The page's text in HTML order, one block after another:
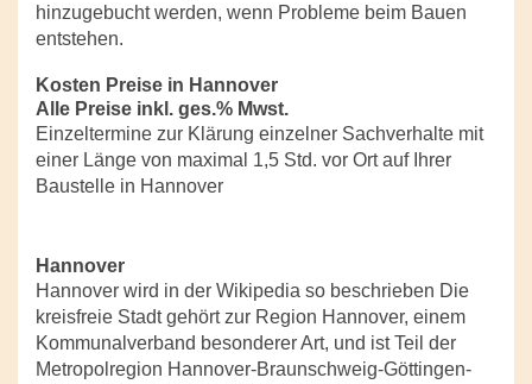
hinzugebucht werden, wenn Probleme beim Bauen
entstehen.
Kosten Preise in Hannover
Alle Preise inkl. ges.% Mwst.
Einzeltermine zur Klärung einzelner Sachverhalte mit
einer Länge von maximal 1,5 Std. vor Ort auf Ihrer
Baustelle in Hannover
Hannover
Hannover wird in der Wikipedia so beschrieben Die
kreisfreie Stadt gehört zur Region Hannover, einem
Kommunalverband besonderer Art, und ist Teil der
Metropolregion Hannover-Braunschweig-Göttingen-